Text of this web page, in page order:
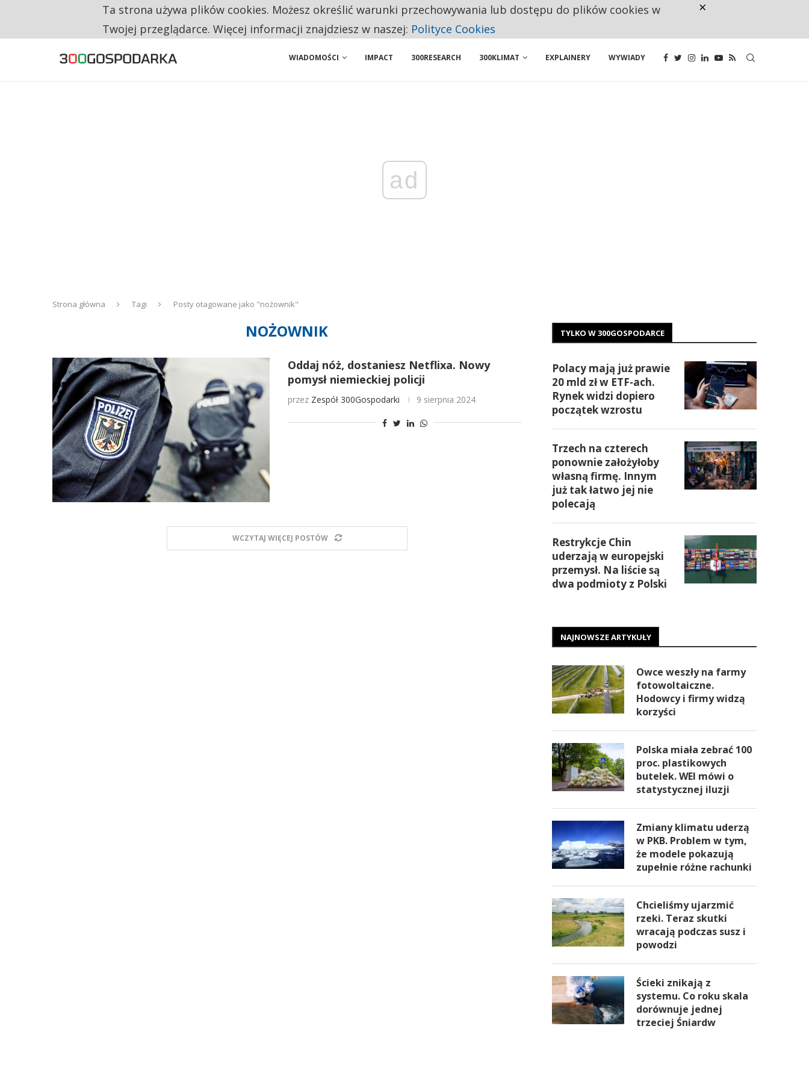
TRZECH NA CZTERECH PONOWNIE ZAŁOŻYŁOBY WŁASNĄ FIRMĘ. INNYM JUŻ TAK ŁATWO JEJ NIE POLECAJĄ
WIADOMOŚCI IMPACT 300RESEARCH 300KLIMAT EXPLAINERY WYWIADY
ad
Strona główna Tagi Posty otagowane jako "nożownik"
NOŻOWNIK
Oddaj nóż, dostaniesz Netflixa. Nowy
pomysł niemieckiej policji
przez Zespół 300Gospodarki 9 sierpnia 2024
WCZYTAJ WIĘCEJ POSTÓW
TYLKO W 300GOSPODARCE
Polacy mają już prawie
20 mld zł w ETF-ach.
Rynek widzi dopiero
początek wzrostu
Trzech na czterech
ponownie założyłoby
własną firmę. Innym
już tak łatwo jej nie
polecają
Restrykcje Chin
uderzają w europejski
przemysł. Na liście są
dwa podmioty z Polski
NAJNOWSZE ARTYKUŁY
Owce weszły na farmy
fotowoltaiczne.
Hodowcy i firmy widzą
korzyści
Polska miała zebrać 100
proc. plastikowych
butelek. WEI mówi o
statystycznej iluzji
Zmiany klimatu uderzą
w PKB. Problem w tym,
że modele pokazują
zupełnie różne rachunki
Chcieliśmy ujarzmić
rzeki. Teraz skutki
wracają podczas susz i
powodzi
Ścieki znikają z
systemu. Co roku skala
dorównuje jednej
trzeciej Śniardw
Ta strona używa plików cookies. Możesz określić warunki przechowywania lub dostępu do plików cookies w
Twojej przeglądarce. Więcej informacji znajdziesz w naszej: Polityce Cookies
×